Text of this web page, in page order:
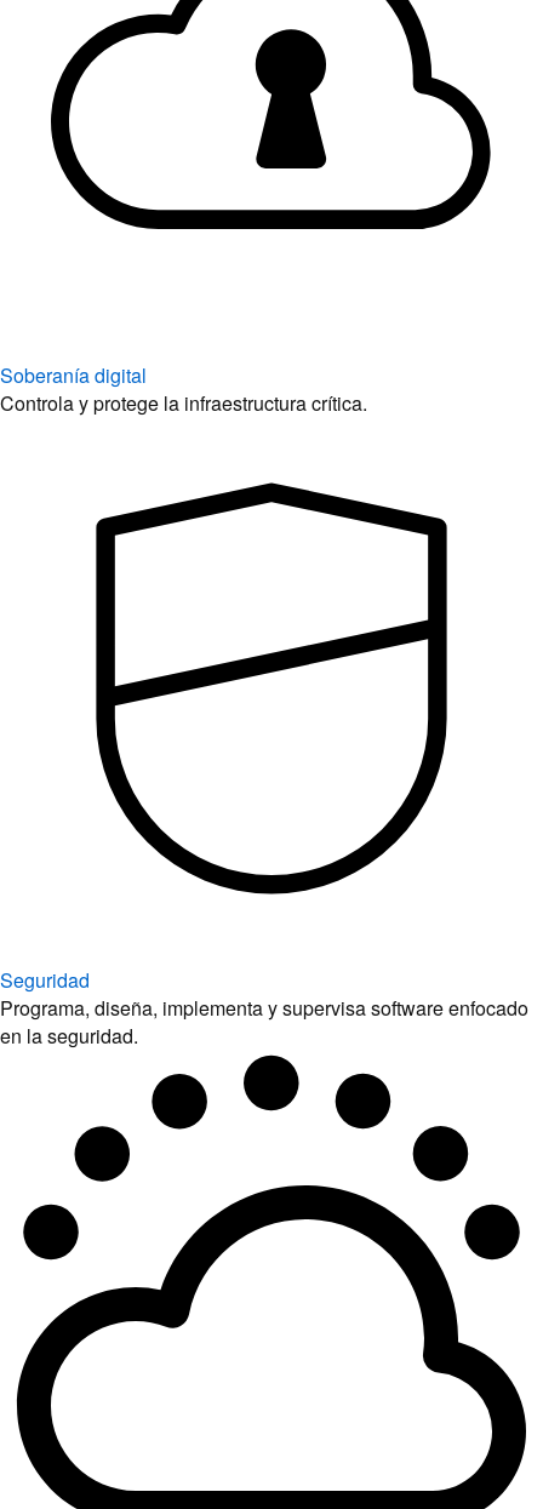
Soberanía digital
Controla y protege la infraestructura crítica.
Seguridad
Programa, diseña, implementa y supervisa software enfocado
en la seguridad.